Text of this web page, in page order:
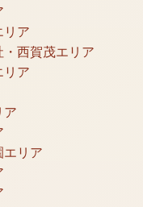
リア
西賀茂エリア
リア
ア
エリア